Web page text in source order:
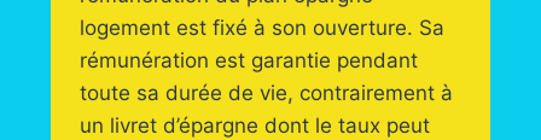
logement est fixé à son ouverture. Sa
rémunération est garantie pendant
toute sa durée de vie, contrairement à
un livret d’épargne dont le taux peut